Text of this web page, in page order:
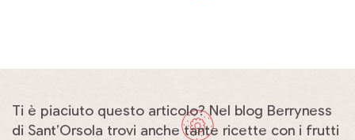
Ti è piaciuto questo articolo? Nel blog Berryness
di Sant’Orsola trovi anche tante ricette con i frutti